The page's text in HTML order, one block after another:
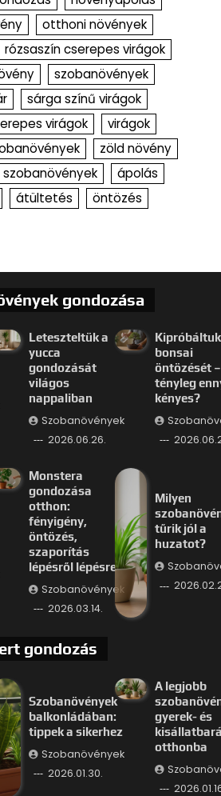
otthoni növények
rózsaszín cserepes virágok
szobanövények
sárga színű virágok
virágok
virágok
zöld növény
szobanövények
ápolás
átültetés öntözés
gondozása
Leteszteltük a
yucca
gondozását
világos
nappaliban
Szobanövények
2026.06.26.
bonsai
öntözését –
tényleg
kényes?
Monstera
gondozása
otthon:
fényigény,
öntözés,
szaporítás
lépésről lépésre
Szobanövények
2026.03.14.
Milyen
tűrik jól a
huzatot?
gondozás
Szobanövények
balkonládában:
tippek a sikerhez
Szobanövények
2026.01.30.
A legjobb
gyerek- és
otthonba